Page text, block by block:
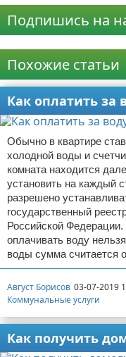
Подпишись на
Похожие статьи
Как оплатить за
Обычно в квартире
холодной воды и
комната находится
установить на каждый
разрешено
государственный
Российской
оплачивать воду
воды сумма считается
Август Борисов 03-07-2019
Коммунальные услуги
Как получить